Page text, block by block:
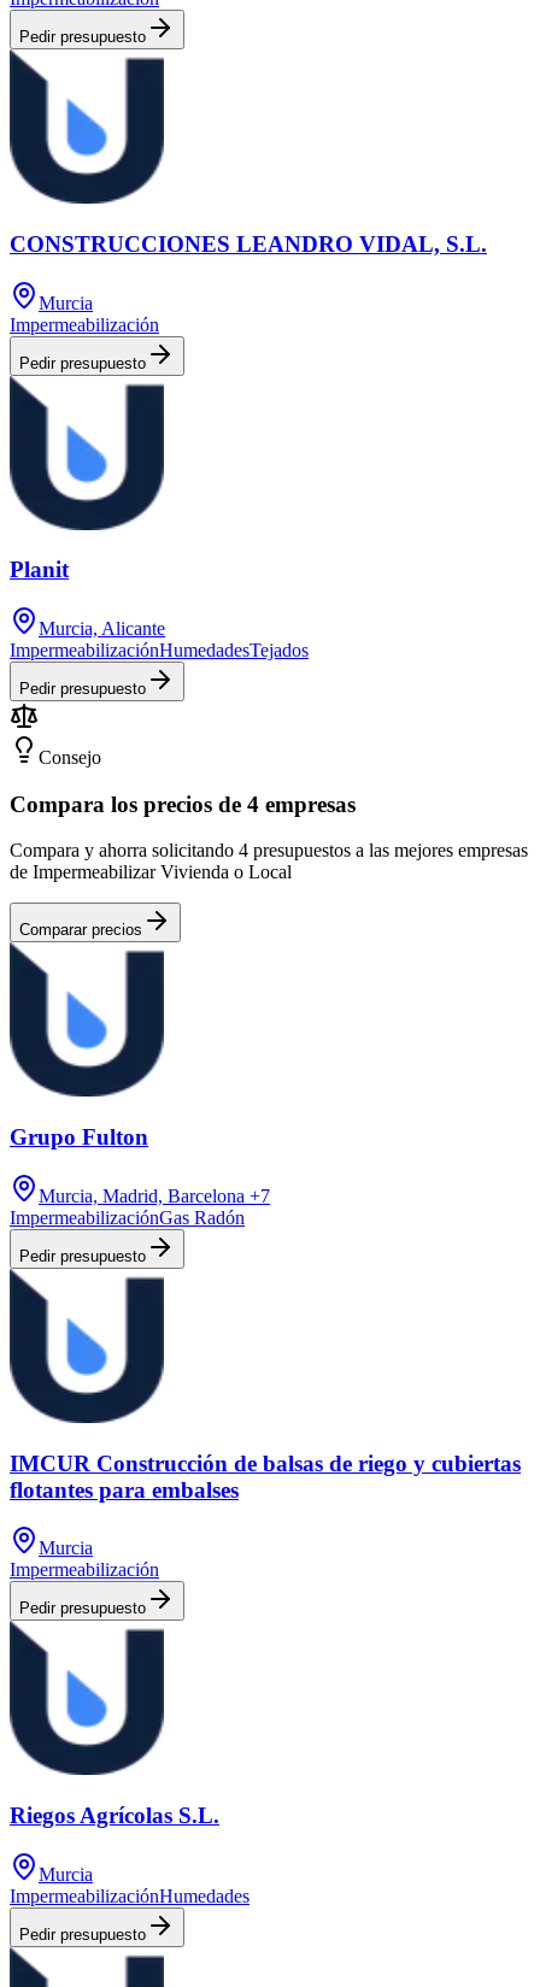
Pedir presupuesto
CONSTRUCCIONES LEANDRO VIDAL, S.L.
Murcia
Impermeabilización
Pedir presupuesto
Planit
Murcia, Alicante
ImpermeabilizaciónHumedadesTejados
Pedir presupuesto
Consejo
Compara los precios de 4 empresas
Compara y ahorra solicitando 4 presupuestos a las mejores empresas
de Impermeabilizar Vivienda o Local
Comparar precios
Grupo Fulton
Murcia, Madrid, Barcelona +7
ImpermeabilizaciónGas Radón
Pedir presupuesto
IMCUR Construcción de balsas de riego y cubiertas
flotantes para embalses
Murcia
Impermeabilización
Pedir presupuesto
Riegos Agrícolas S.L.
Murcia
ImpermeabilizaciónHumedades
Pedir presupuesto